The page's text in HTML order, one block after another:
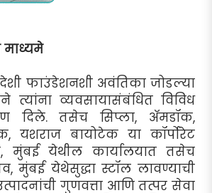
माध्यमे
फाउंडेशनशी अवंतिका जोडल्या
त्यांना व्यवसायासंबंधित विविध
दिले. तसेच सिप्ला, अ‍ॅमडॉक,
यशराज बायोटेक या कॉर्पोरेट
मुंबई येथील कार्यालयात तसेच
मुंबई येथेसुद्धा स्टॉल लावण्याची
गुणवत्ता आणि तत्पर सेवा